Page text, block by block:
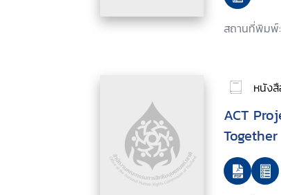
สถานที่พิมพ์:
หนังสื
ACT
Together